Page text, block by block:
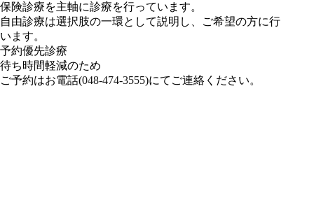
保険診療を主軸に診療を行っています。
自由診療は選択肢の一環として説明し、ご希望の方に行
います。
予約優先診療
待ち時間軽減のため
ご予約はお電話(048-474-3555)にてご連絡ください。